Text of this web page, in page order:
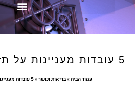
עמוד הבית»בריאות וכושר»5 עובדות מעניינות על תזונה לאחר אימון